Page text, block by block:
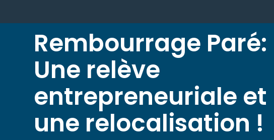
Rembourrage Paré:
Une relève
entrepreneuriale et
une relocalisation !